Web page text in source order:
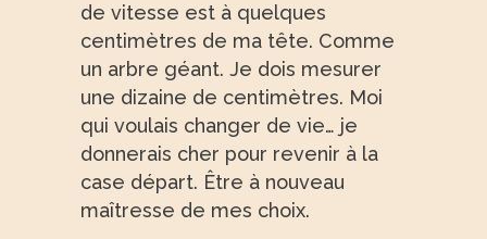
de vitesse est à quelques
centimètres de ma tête. Comme
un arbre géant. Je dois mesurer
une dizaine de centimètres. Moi
qui voulais changer de vie… je
donnerais cher pour revenir à la
case départ. Être à nouveau
maîtresse de mes choix.